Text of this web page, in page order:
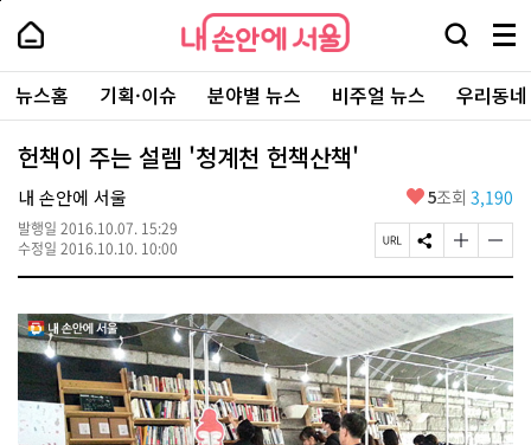
본
로
가
내
손
안
에
서
울
-
서
울
시
대
표
소
포
털
내
손
에
울
검
창
열
기
메
뉴
전
체
보
주
요
서
뉴스홈 기획·이슈 분야별 뉴스 비주얼 뉴스 우리동
헌책이 주는 설렘 '청계천 헌책산책'
내 손안에 서울
발행일 2016.10.07. 15:29
수정일 2016.10.10. 10:00
좋
요
5조회 3,190
페
이
U
R
L
복
사
S
N
공
유
하
기
글
자
기
크
게
변
경
하
기
글
자
기
작
게
변
경
하
기
페
상
단
로